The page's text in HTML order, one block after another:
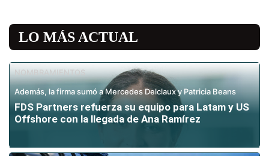
LO MÁS ACTUAL
NOMBRAMIENTOS
Además, la firma sumó a Mercedes Delclaux y Patricia Beans
FDS Partners refuerza su equipo para Latam y US
Offshore con la llegada de Ana Ramírez